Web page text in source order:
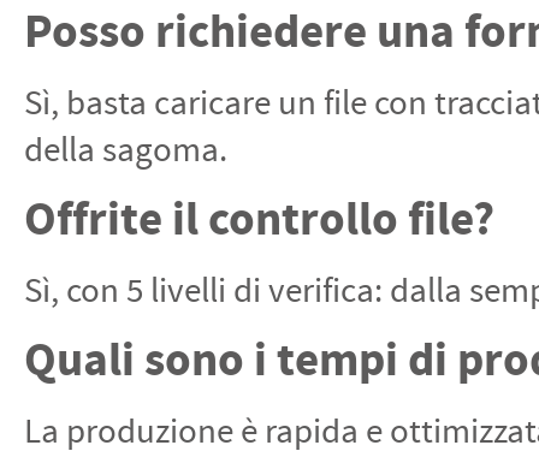
Posso richiedere una
Sì, basta caricare un file con
della sagoma.
Offrite il controllo file?
Sì, con 5 livelli di verifica: dalla
Quali sono i tempi di
La produzione è rapida e